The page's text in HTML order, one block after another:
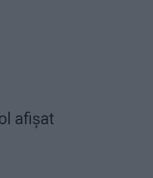
afișat